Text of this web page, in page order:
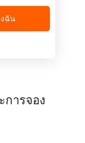
ฉัน
ารจอง